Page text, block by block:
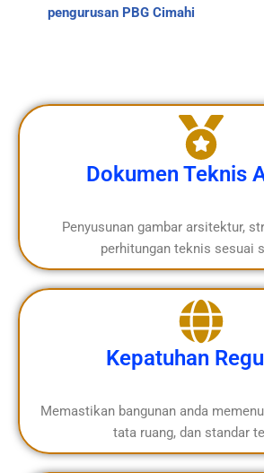
pengurusan PBG Cimahi
Dokumen Teknis
Penyusunan gambar arsitektur,
perhitungan teknis sesuai
Kepatuhan
Memastikan bangunan anda
tata ruang, dan standar